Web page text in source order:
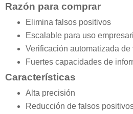
Razón para comprar
Elimina falsos positivos
Escalable para uso
Verificación automatizada
Fuertes capacidades de
Características
Alta precisión
Reducción de falsos